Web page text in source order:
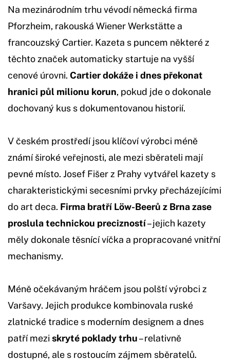
Na mezinárodním trhu vévodí německá firma
Pforzheim, rakouská Wiener Werkstätte a
francouzský Cartier. Kazeta s puncem některé z
těchto značek automaticky startuje na vyšší
cenové úrovni. Cartier dokáže i dnes překonat
hranici půl milionu korun, pokud jde o dokonale
dochovaný kus s dokumentovanou historií.
V českém prostředí jsou klíčoví výrobci méně
známí široké veřejnosti, ale mezi sběrateli mají
pevné místo. Josef Fišer z Prahy vytvářel kazety s
charakteristickými secesními prvky přecházejícími
do art deca. Firma bratří Löw-Beerů z Brna zase
proslula technickou precizností– jejich kazety
měly dokonale těsnící víčka a propracované vnitřní
mechanismy.
Méně očekávaným hráčem jsou polští výrobci z
Varšavy. Jejich produkce kombinovala ruské
zlatnické tradice s moderním designem a dnes
patří mezi skryté poklady trhu– relativně
dostupné, ale s rostoucím zájmem sběratelů.